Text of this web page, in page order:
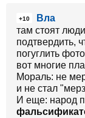
+10
Вла
там стоят
подтвердить,
погуглить
вот многие
Мораль: не
и не стал
И еще: народ